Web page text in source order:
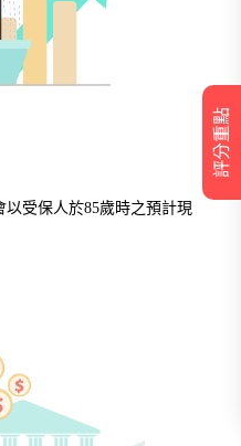
評分重點
受保人於85歲時之預計現